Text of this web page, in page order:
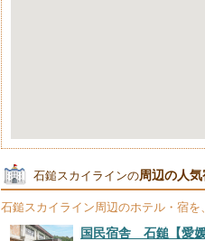
石鎚スカイラインの周辺の人気
石鎚スカイライン周辺のホテル・宿
国民宿舎 石鎚 【愛